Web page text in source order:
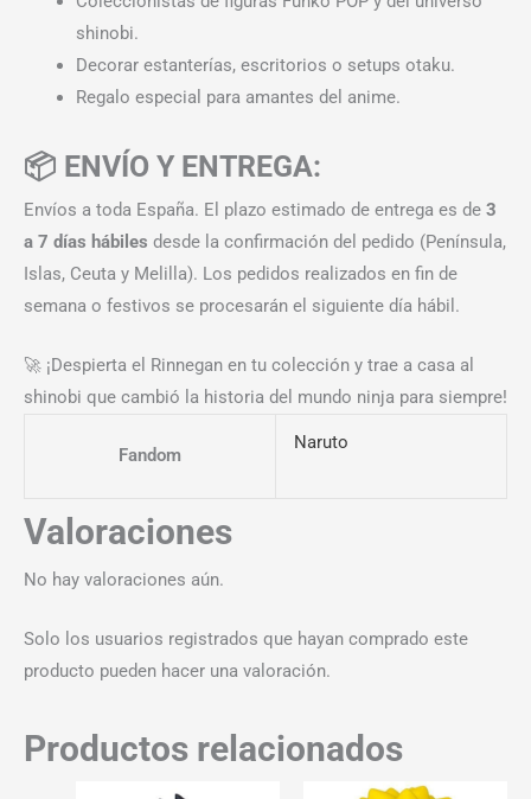
shinobi.
Decorar estanterías, escritorios o setups otaku.
Regalo especial para amantes del anime.
📦 ENVÍO Y ENTREGA:
Envíos a toda España. El plazo estimado de entrega es de 3
a 7 días hábiles desde la confirmación del pedido (Península,
Islas, Ceuta y Melilla). Los pedidos realizados en fin de
semana o festivos se procesarán el siguiente día hábil.
🚀 ¡Despierta el Rinnegan en tu colección y trae a casa al
shinobi que cambió la historia del mundo ninja para siempre!
Fandom
Naruto
Valoraciones
No hay valoraciones aún.
Solo los usuarios registrados que hayan comprado este
producto pueden hacer una valoración.
Productos relacionados